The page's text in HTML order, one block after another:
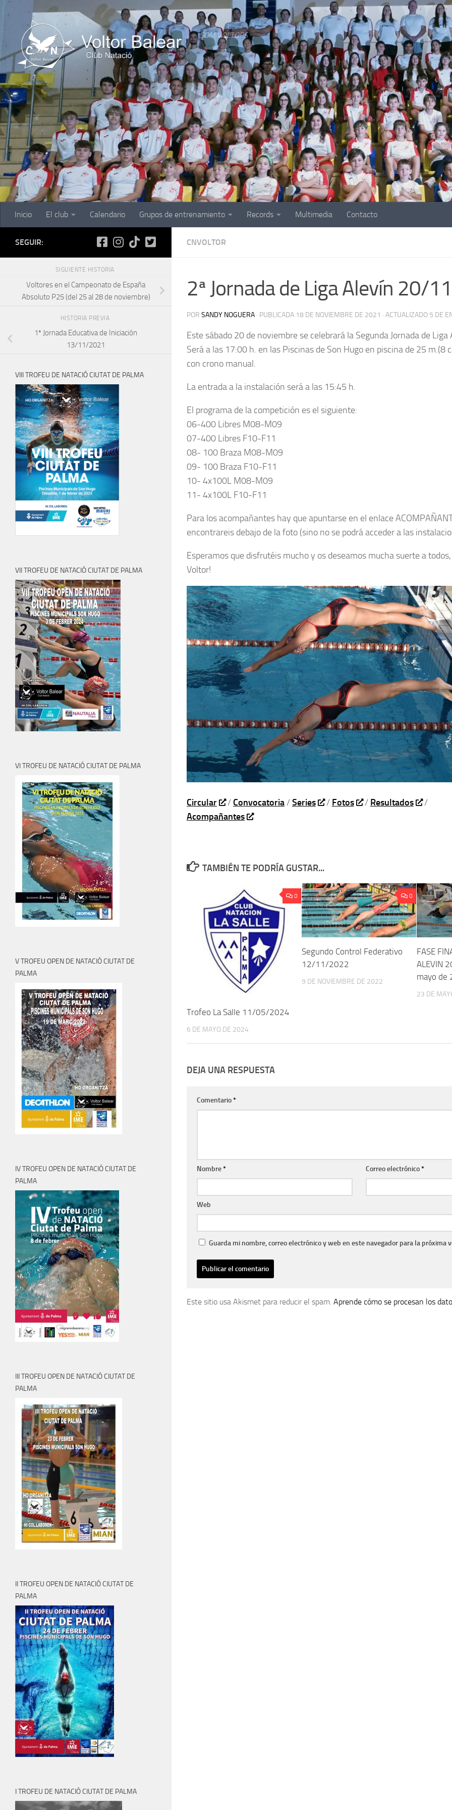
Saltar al contenido
SOM VOLTORS
Inicio El club Calendario Grupos de entrenamiento Records Multimedia Contacto
CNVOLTOR
2ª Jornada de Liga Alevín 20/
POR SANDY NOGUERA · PUBLICADA 18 DE NOVIEMBRE DE 2021 · ACTUALIZADO 5 DE
Este sábado 20 de noviembre se celebrará la Segunda Jornada de Liga
Será a las 17:00 h. en las Piscinas de Son Hugo en piscina de 25 m.(8
con crono manual.
La entrada a la instalación será a las 15:45 h.
El programa de la competición es el siguiente:
06-400 Libres M08-M09
07-400 Libres F10-F11
08- 100 Braza M08-M09
09- 100 Braza F10-F11
10- 4x100L M08-M09
11- 4x100L F10-F11
Para los acompañantes hay que apuntarse en el enlace
encontrareis debajo de la foto (sino no se podrá acceder a las
Esperamos que disfrutéis mucho y os deseamos mucha suerte a
Voltor!
Circular / Convocatoria/Series / Fotos / Resultados
/
Acompañantes
TAMBIÉN TE PODRÍA GUSTAR...
0
Trofeo La Salle 11/05/2024
6 DE MAYO DE 2024
0
Segundo Control Federativo
12/11/2022
9 DE NOVIEMBRE DE 2022
FASE
ALEVIN
mayo de
23 DE
DEJA UNA RESPUESTA
Comentario*
Nombre* Correo electrónico*
Web
Guarda mi nombre, correo electrónico y web en este navegador para la próxima
Este sitio usa Akismet para reducir el spam. Aprende cómo se procesan los
SEGUIR:
SIGUIENTE HISTORIA
Voltores en el Campeonato de España
Absoluto P25 (del 25 al 28 de noviembre)
HISTORIA PREVIA
1ª Jornada Educativa de Iniciación
13/11/2021
VIII TROFEU DE NATACIÓ CIUTAT DE PALMA
VII TROFEU DE NATACIÓ CIUTAT DE PALMA
VI TROFEU DE NATACIÓ CIUTAT DE PALMA
V TROFEU OPEN DE NATACIÓ CIUTAT DE
PALMA
IV TROFEU OPEN DE NATACIÓ CIUTAT DE
PALMA
III TROFEU OPEN DE NATACIÓ CIUTAT DE
PALMA
II TROFEU OPEN DE NATACIÓ CIUTAT DE
PALMA
I TROFEU DE NATACIÓ CIUTAT DE PALMA